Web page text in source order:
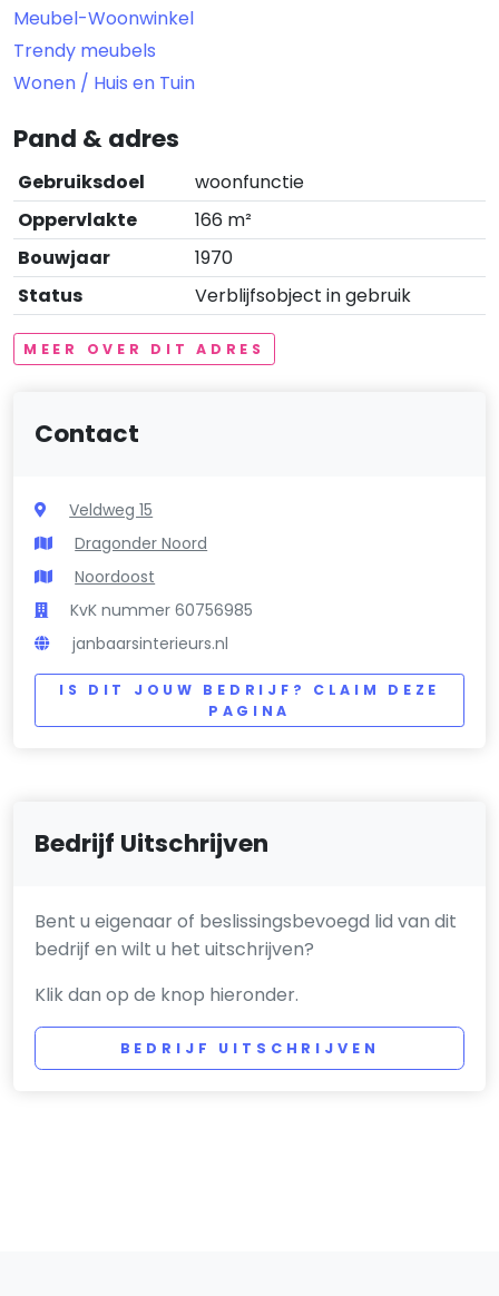
Meubel-Woonwinkel
Trendy meubels
Wonen / Huis en Tuin
Pand & adres
Gebruiksdoel
woonfunctie
Oppervlakte
166 m²
Bouwjaar
1970
Status
Verblijfsobject in gebruik
MEER OVER DIT ADRES
Contact
Veldweg 15
Dragonder Noord
Noordoost
KvK nummer 60756985
janbaarsinterieurs.nl
IS DIT JOUW BEDRIJF? CLAIM DEZE
PAGINA
Bedrijf Uitschrijven
Bent u eigenaar of beslissingsbevoegd lid van dit
bedrijf en wilt u het uitschrijven?
Klik dan op de knop hieronder.
BEDRIJF UITSCHRIJVEN